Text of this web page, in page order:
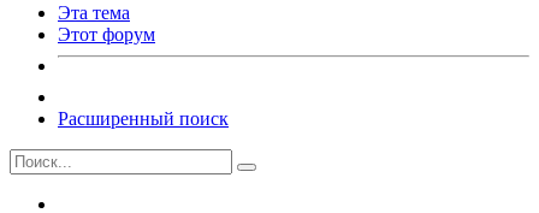
Эта тема
Этот форум
Расширенный поиск